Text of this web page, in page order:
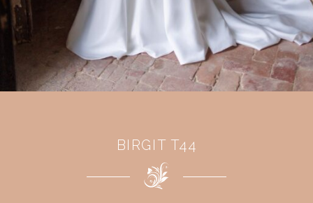
BIRGIT T44